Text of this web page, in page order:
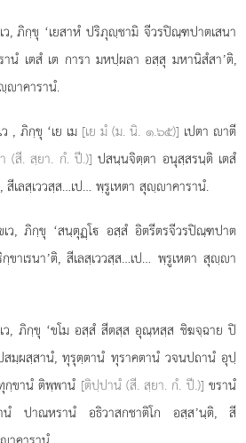
เว, ภิกฺขุ ‘เยสาหํ ปริภุฺชามิ จีวรปิณฺฑปาตเสนา
นํ เตสํ เต การา มหปฺผลา อสฺสุ มหานิสํสา’ติ,
าคารานํ.
ว, ภิกฺขุ ‘เย เม [เย มํ (ม. นิ. ๑.๖๕)] เปตา าตี
(สี. สฺยา. กํ. ปี.)] ปสนฺนจิตฺตา อนุสฺสรนฺติ เตสํ
เลสฺเววสฺส…เป… พฺรูเหตา สุฺาคารานํ.
เว, ภิกฺขุ ‘สนฺตุฏฺโ อสฺสํ อิตรีตรจีวรปิณฺฑปาต
ขาเรนา’ติ, สีเลสฺเววสฺส…เป… พฺรูเหตา สุฺา
เว, ภิกฺขุ ‘ขโม อสฺสํ สีตสฺส อุณฺหสฺส ชิฆจฺฉาย ปิ
มฺผสฺสานํ, ทุรุตฺตานํ ทุราคตานํ วจนปถานํ อุปฺ
กฺขานํ ติพฺพานํ [ติปฺปานํ (สี. สฺยา. กํ. ปี.)] ขรานํ
ปาณหรานํ อธิวาสกชาติโก อสฺส’นฺติ, สี